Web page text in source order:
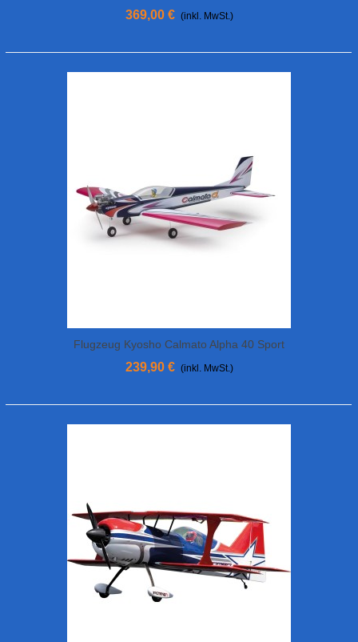
369,00 € (inkl. MwSt.)
Flugzeug Kyosho Calmato Alpha 40 Sport
(niedriger Flügel) Lila 1.60 M
239,90 € (inkl. MwSt.)